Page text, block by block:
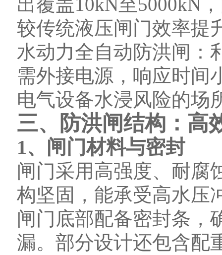
较传统液压闸门效率提
水动力全自动防洪闸：
需外接电源，响应时间
电气设备水浸风险的场
三、防洪闸结构：高
1、闸门材料与密封
闸门采用高强度、耐腐
构坚固，能承受高水压
闸门底部配备密封条，
漏。部分设计还包含配